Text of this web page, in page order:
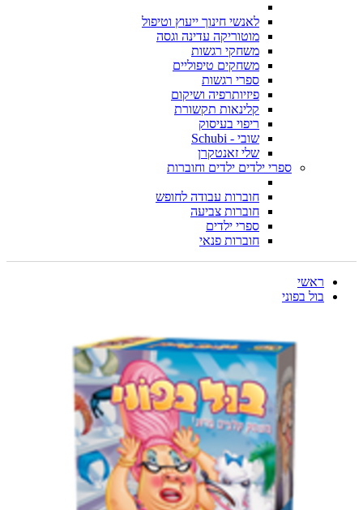
לאנשי חינוך ייעוץ וטיפול
מוטוריקה עדינה וגסה
משחקי רגשות
משחקים טיפוליים
ספרי רגשות
פיזיותרפיה ושיקום
קלינאות תקשורת
ריפוי בעיסוק
שובי - Schubi
שלי זאנטקרן
ספרי ילדים ילדים וחוברות
חוברות עבודה לחופש
חוברות צביעה
ספרי ילדים
חוברות פנאי
ראשי
בול בפוני